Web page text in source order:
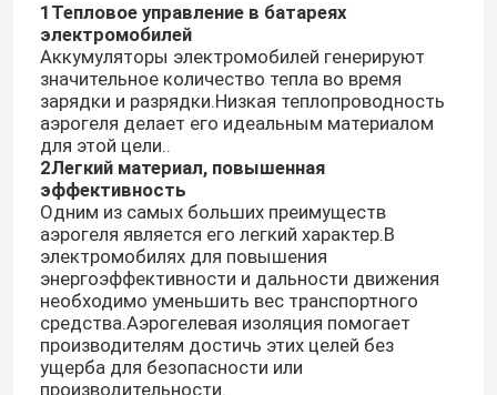
1Тепловое управление в батареях
электромобилей
Аккумуляторы электромобилей генерируют
значительное количество тепла во время
зарядки и разрядки.Низкая теплопроводность
аэрогеля делает его идеальным материалом
для этой цели..
2Легкий материал, повышенная
эффективность
Одним из самых больших преимуществ
аэрогеля является его легкий характер.В
электромобилях для повышения
энергоэффективности и дальности движения
необходимо уменьшить вес транспортного
средства.Аэрогелевая изоляция помогает
производителям достичь этих целей без
ущерба для безопасности или
производительности.